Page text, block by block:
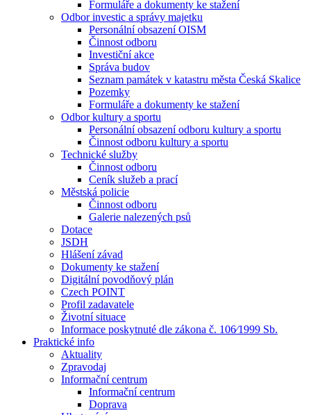
Formuláře a dokumenty ke stažení
Odbor investic a správy majetku
Personální obsazení OISM
Činnost odboru
Investiční akce
Správa budov
Seznam památek v katastru města Česká Skalice
Pozemky
Formuláře a dokumenty ke stažení
Odbor kultury a sportu
Personální obsazení odboru kultury a sportu
Činnost odboru kultury a sportu
Technické služby
Činnost odboru
Ceník služeb a prací
Městská policie
Činnost odboru
Galerie nalezených psů
Dotace
JSDH
Hlášení závad
Dokumenty ke stažení
Digitální povodňový plán
Czech POINT
Profil zadavatele
Životní situace
Informace poskytnuté dle zákona č. 106⁄1999 Sb.
Praktické info
Aktuality
Zpravodaj
Informační centrum
Informační centrum
Doprava